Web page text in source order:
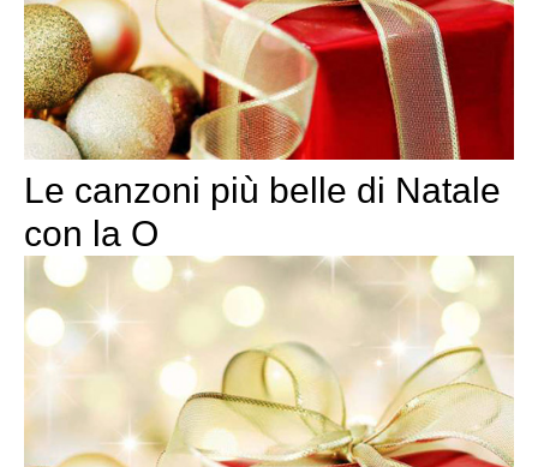
Le canzoni più belle di Natale
con la O